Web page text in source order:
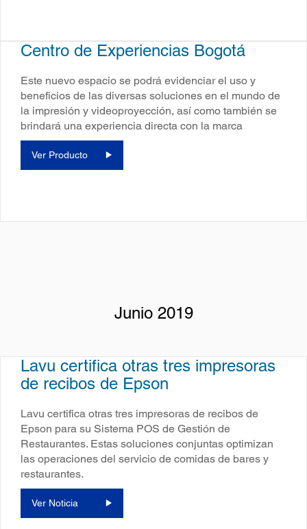
Centro de Experiencias Bogotá
Este nuevo espacio se podrá evidenciar el uso y
beneficios de las diversas soluciones en el mundo de
la impresión y videoproyección, así como también se
brindará una experiencia directa con la marca
Ver Producto
Junio 2019
Lavu certifica otras tres impresoras
de recibos de Epson
Lavu certifica otras tres impresoras de recibos de
Epson para su Sistema POS de Gestión de
Restaurantes. Estas soluciones conjuntas optimizan
las operaciones del servicio de comidas de bares y
restaurantes.
Ver Noticia